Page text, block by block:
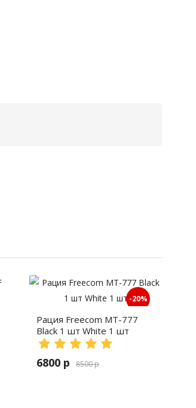
-20%
Рация Freecom MT-777
Black 1 шт White 1 шт
6800 р 8500 р